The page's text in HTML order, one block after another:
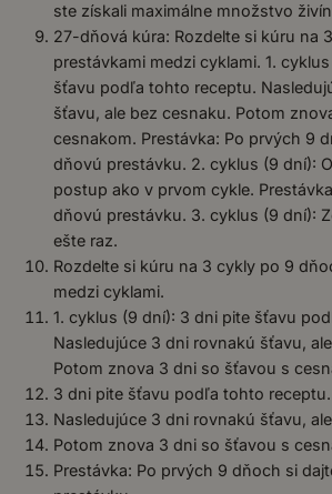
ste získali maximálne množstvo
27-dňová kúra: Rozdelte si kúru na
prestávkami medzi cyklami. 1.
šťavu podľa tohto receptu.
šťavu, ale bez cesnaku. Potom
cesnakom. Prestávka: Po prvých 9
dňovú prestávku. 2. cyklus (9 dní):
postup ako v prvom cykle.
dňovú prestávku. 3. cyklus (9 dní):
ešte raz.
Rozdelte si kúru na 3 cykly po 9
medzi cyklami.
1. cyklus (9 dní): 3 dni pite šťavu
Nasledujúce 3 dni rovnakú šťavu,
Potom znova 3 dni so šťavou s
3 dni pite šťavu podľa tohto receptu.
Nasledujúce 3 dni rovnakú šťavu,
Potom znova 3 dni so šťavou s
Prestávka: Po prvých 9 dňoch si